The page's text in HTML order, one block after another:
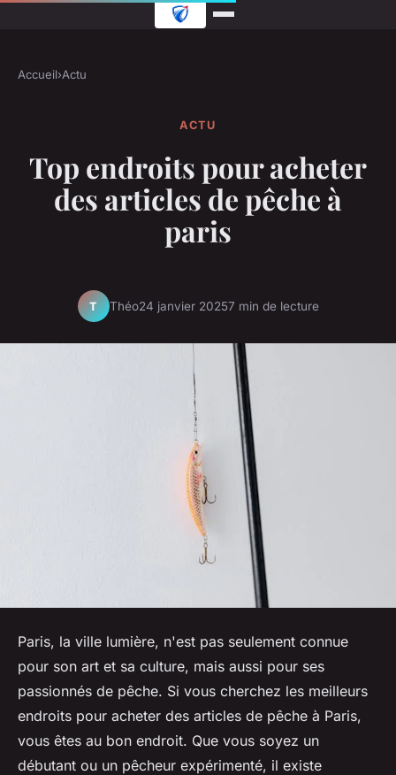
Accueil›Actu
ACTU
Top endroits pour acheter
des articles de pêche à
paris
T Théo24 janvier 20257 min de lecture
Paris, la ville lumière, n'est pas seulement connue
pour son art et sa culture, mais aussi pour ses
passionnés de pêche. Si vous cherchez les meilleurs
endroits pour acheter des articles de pêche à Paris,
vous êtes au bon endroit. Que vous soyez un
débutant ou un pêcheur expérimenté, il existe